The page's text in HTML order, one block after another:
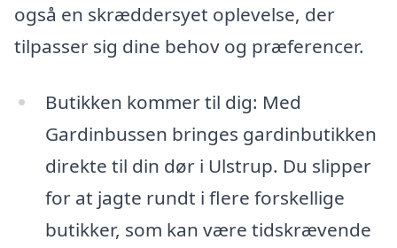
også en skræddersyet oplevelse, der
tilpasser sig dine behov og præferencer.
Butikken kommer til dig: Med
Gardinbussen bringes gardinbutikken
direkte til din dør i Ulstrup. Du slipper
for at jagte rundt i flere forskellige
butikker, som kan være tidskrævende